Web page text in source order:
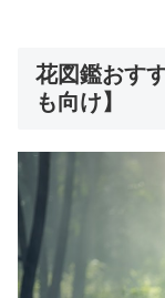
花図鑑おす
も向け】